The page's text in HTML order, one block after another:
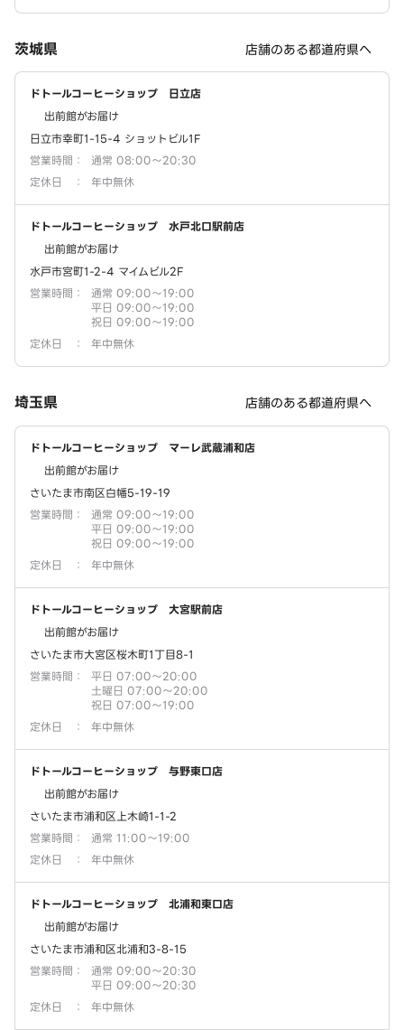
茨城県 店舗のある都道府県へ
ドトールコーヒーショップ 日立店
出前館がお届け
日立市幸町1-15-4 ショットビル1F
営業時間 ：
通常 08:00～20:30
定休日
： 年中無休
ドトールコーヒーショップ 水戸北口駅前店
出前館がお届け
水戸市宮町1-2-4 マイムビル2F
営業時間 ：
通常 09:00～19:00
平日 09:00～19:00
祝日 09:00～19:00
定休日
： 年中無休
埼玉県 店舗のある都道府県へ
ドトールコーヒーショップ マーレ武蔵浦和店
出前館がお届け
さいたま市南区白幡5-19-19
営業時間 ：
通常 09:00～19:00
平日 09:00～19:00
祝日 09:00～19:00
定休日
： 年中無休
ドトールコーヒーショップ 大宮駅前店
出前館がお届け
さいたま市大宮区桜木町1丁目8-1
営業時間 ：
平日 07:00～20:00
土曜日 07:00～20:00
祝日 07:00～19:00
定休日
： 年中無休
ドトールコーヒーショップ 与野東口店
出前館がお届け
さいたま市浦和区上木崎1-1-2
営業時間 ：
通常 11:00～19:00
定休日
： 年中無休
ドトールコーヒーショップ 北浦和東口店
出前館がお届け
さいたま市浦和区北浦和3-8-15
営業時間 ：
通常 09:00～20:30
平日 09:00～20:30
定休日
： 年中無休